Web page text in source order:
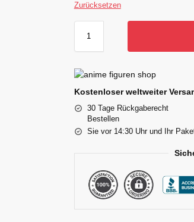
Zurücksetzen
Kostenloser weltweiter
30 Tage Rückgaberecht
Bestellen
Sie vor 14:30 Uhr und Ihr